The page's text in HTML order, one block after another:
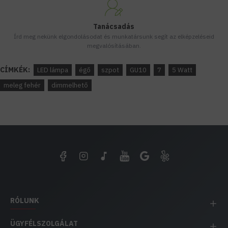
Tanácsadás
Írd meg nekünk elgondolásodat és munkatársunk segít az elképzeléseid
megvalósításában.
CÍMKÉK: LED lámpa égő szpot GU10 7
5 Watt
meleg fehér
dimmelhető
RÓLUNK
ÜGYFÉLSZOLGÁLAT